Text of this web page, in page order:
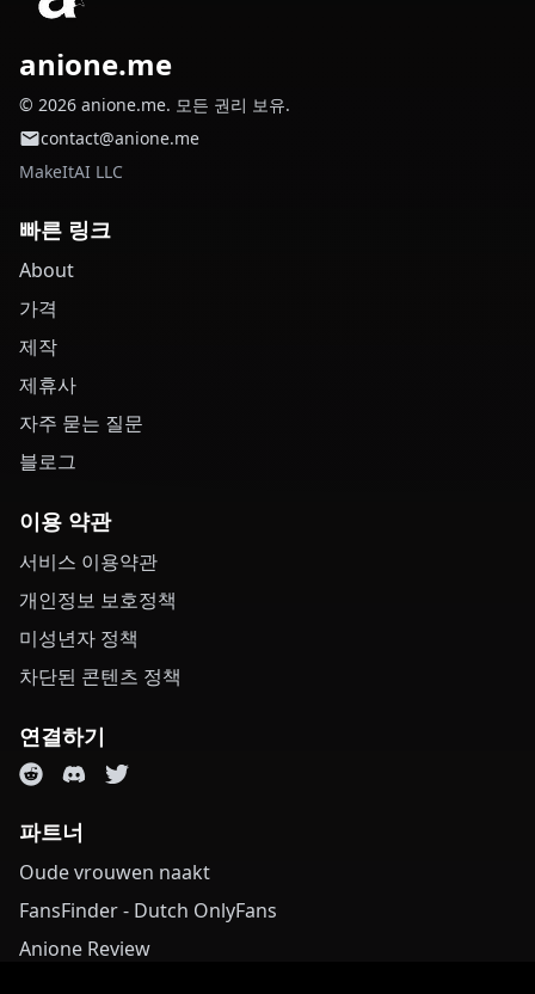
anione.me
© 2026 anione.me. 모든 권리 보유.
contact@anione.me
MakeItAI LLC
빠른 링크
About
가격
제작
제휴사
자주 묻는 질문
블로그
이용 약관
서비스 이용약관
개인정보 보호정책
미성년자 정책
차단된 콘텐츠 정책
연결하기
파트너
Oude vrouwen naakt
FansFinder - Dutch OnlyFans
Anione Review